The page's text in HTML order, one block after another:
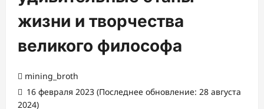
жизни и творчества
великого философа
mining_broth
16 февраля 2023 (Последнее обновление: 28 августа
2024)